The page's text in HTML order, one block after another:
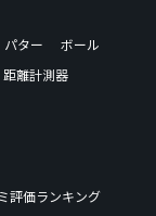
パター
ボール
距離計測器
評価ランキング